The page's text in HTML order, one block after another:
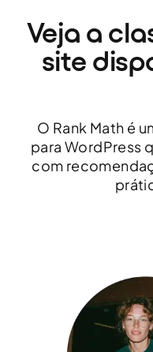
Veja a
site
O Rank Math é
para WordPress
com